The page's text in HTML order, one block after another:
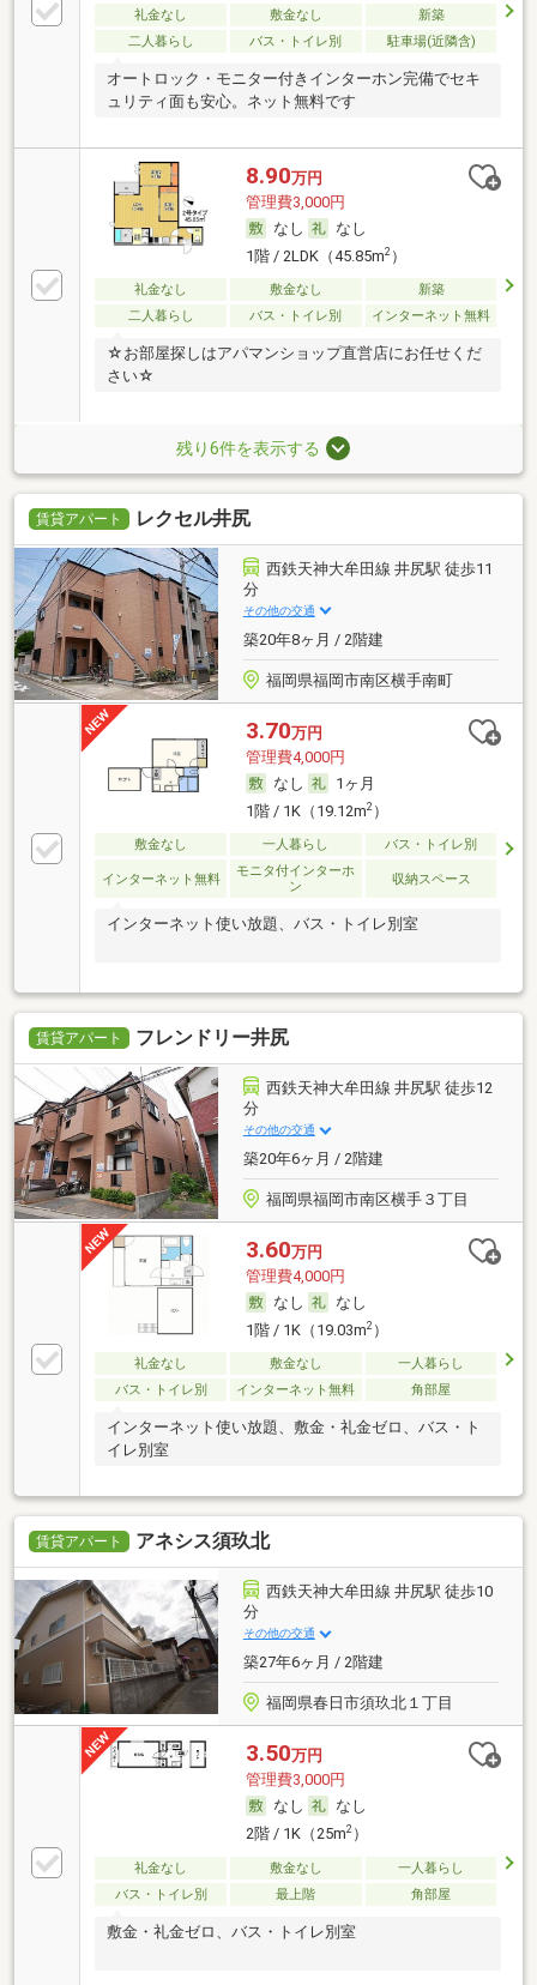
礼金なし 敷金なし
新築
二人暮らし
バス・トイレ別 駐車場(近隣含)
オートロック・モニター付きインターホン完備でセキ
ュリティ面も安心。ネット無料です
8.90万円
管理費3,000円
なし
なし
1階 / 2LDK（45.85m2）
礼金なし 敷金なし
新築
二人暮らし
バス・トイレ別 インターネット無料
☆お部屋探しはアパマンショップ直営店にお任せくだ
さい☆
残り6件を表示する
賃貸アパート レクセル井尻
西鉄天神大牟田線 井尻駅 徒歩11
分
その他の交通
築20年8ヶ月 / 2階建
福岡県福岡市南区横手南町
3.70万円
管理費4,000円
なし
1ヶ月
1階 / 1K（19.12m2）
敷金なし 一人暮らし バス・トイレ別
インターネット無料
モニタ付インターホ
ン
収納スペース
インターネット使い放題、バス・トイレ別室
賃貸アパート フレンドリー井尻
西鉄天神大牟田線 井尻駅 徒歩12
分
その他の交通
築20年6ヶ月 / 2階建
福岡県福岡市南区横手３丁目
3.60万円
管理費4,000円
なし
なし
1階 / 1K（19.03m2）
礼金なし 敷金なし
一人暮らし
バス・トイレ別
インターネット無料 角部屋
インターネット使い放題、敷金・礼金ゼロ、バス・ト
イレ別室
賃貸アパート アネシス須玖北
西鉄天神大牟田線 井尻駅 徒歩10
分
その他の交通
築27年6ヶ月 / 2階建
福岡県春日市須玖北１丁目
3.50万円
管理費3,000円
なし
なし
2階 / 1K（25m2）
礼金なし 敷金なし
一人暮らし
バス・トイレ別
最上階 角部屋
敷金・礼金ゼロ、バス・トイレ別室